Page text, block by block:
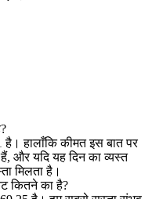
हालाँकि कीमत इस बात पर
और यदि यह दिन का व्यस्त
मिलता है।
कितने का है?